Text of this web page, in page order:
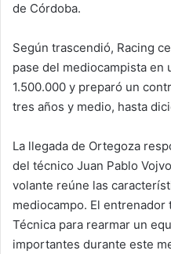
de Córdoba.
Según trascendió, Racing
pase del mediocampista en
1.500.000 y preparó un
tres años y medio, hasta
La llegada de Ortegoza
del técnico Juan Pablo
volante reúne las
mediocampo. El
Técnica para rearmar un
importantes durante este